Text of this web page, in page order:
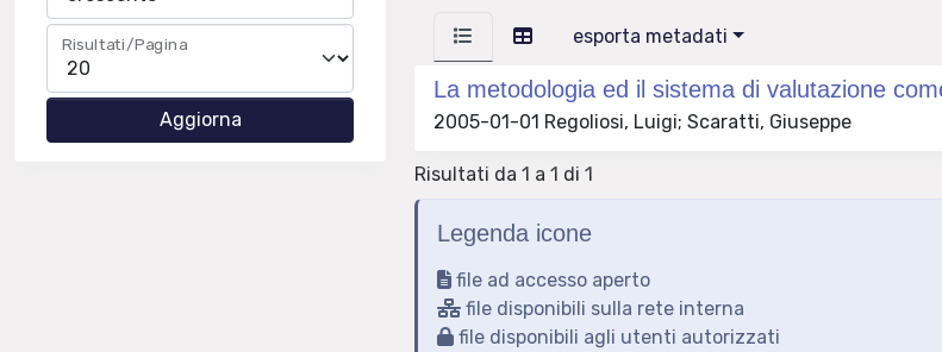
Risultati/Pagina esporta metadati
La metodologia ed il sistema di valutazione
2005-01-01 Regoliosi, Luigi; Scaratti, Giuseppe
Risultati da 1 a 1 di 1
Legenda icone
file ad accesso aperto
file disponibili sulla rete interna
file disponibili agli utenti autorizzati